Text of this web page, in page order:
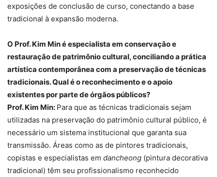
exposições de conclusão de curso, conectando a base
tradicional à expansão moderna.
O Prof. Kim Min é especialista em conservação e
restauração de patrimônio cultural, conciliando a prática
artística contemporânea com a preservação de técnicas
tradicionais. Qual é o reconhecimento e o apoio
existentes por parte de órgãos públicos?
Prof. Kim Min: Para que as técnicas tradicionais sejam
utilizadas na preservação do patrimônio cultural público, é
necessário um sistema institucional que garanta sua
transmissão. Áreas como as de pintores tradicionais,
copistas e especialistas em dancheong (pintura decorativa
tradicional) têm seu profissionalismo reconhecido